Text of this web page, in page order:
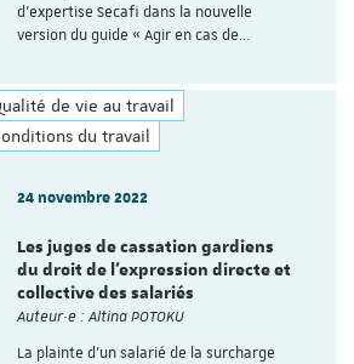
d’expertise Secafi dans la nouvelle
version du guide « Agir en cas de…
de vie au travail
du travail
24 novembre 2022
Les juges de cassation gardiens
du droit de l'expression directe et
collective des salariés
Auteur·e : Altina POTOKU
La plainte d’un salarié de la surcharge